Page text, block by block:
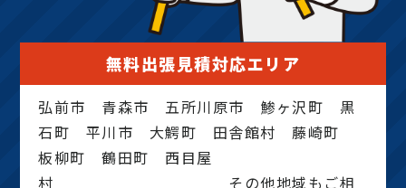
無料出張見積対応エリア
弘前市 青森市 五所川原市 鯵ヶ沢町 黒
石町 平川市 大鰐町 田舎館村 藤崎町
板柳町 鶴田町 西目屋
村 その他地域もご相